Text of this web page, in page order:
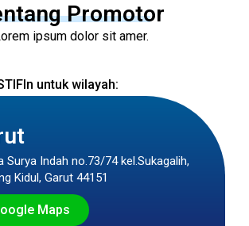
Promotor
ipsum dolor sit amer.
untuk wilayah:
Surya Indah no.73/74 kel.Sukagalih,
Kidul, Garut 44151
Maps